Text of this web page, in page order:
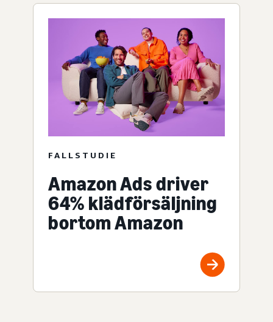
FALLSTUDIE
Amazon Ads driver
64% klädförsäljning
bortom Amazon